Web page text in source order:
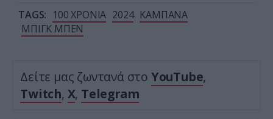
TAGS: 100 ΧΡΟΝΙΑ 2024 ΚΑΜΠΑΝΑ
ΜΠΙΓΚ ΜΠΕΝ
Δείτε μας ζωντανά στο YouTube,
Twitch, X, Telegram